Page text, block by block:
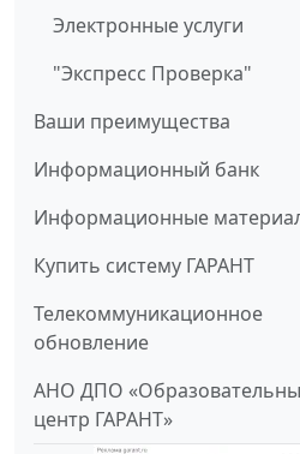
Электронные услуги
"Экспресс Проверка"
Ваши преимущества
Информационный банк
Информационные
Купить систему ГАРАНТ
Телекоммуникационное
обновление
АНО ДПО
центр ГАРАНТ»